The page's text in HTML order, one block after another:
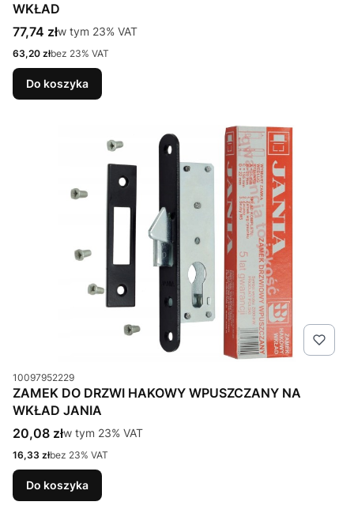
WKŁAD
Cena brutto
77,74 złw tym %s VAT
w tym 23% VAT
Cena netto
63,20 złbez 23% VAT
Do koszyka
Kod produktu
10097952229
ZAMEK DO DRZWI HAKOWY WPUSZCZANY NA
WKŁAD JANIA
Cena brutto
20,08 złw tym %s VAT
w tym 23% VAT
Cena netto
16,33 złbez 23% VAT
Do koszyka